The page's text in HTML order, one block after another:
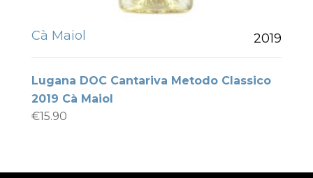
Cà Maiol 2019
Lugana DOC Cantariva Metodo Classico
2019 Cà Maiol
€15.90